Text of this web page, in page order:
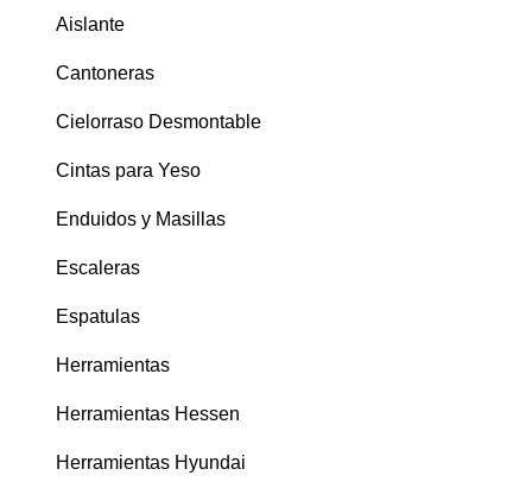
Aislante
Cantoneras
Cielorraso Desmontable
Cintas para Yeso
Enduidos y Masillas
Escaleras
Espatulas
Herramientas
Herramientas Hessen
Herramientas Hyundai